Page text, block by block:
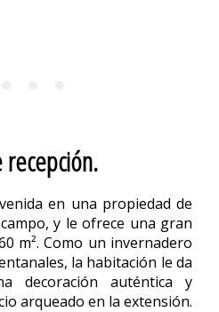
recepción.
en una propiedad de
y le ofrece una gran
m². Como un invernadero
la habitación le da
decoración auténtica y
arqueado en la extensión.